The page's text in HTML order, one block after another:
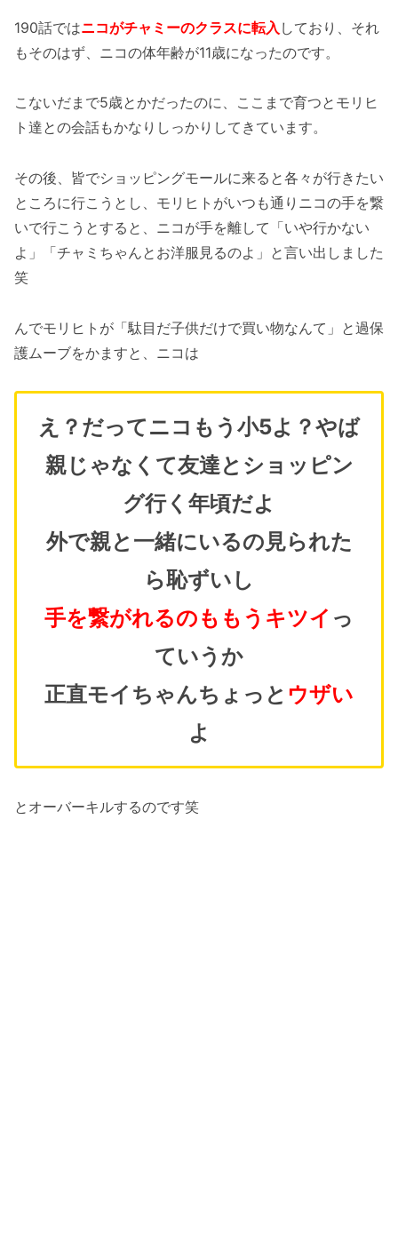
190話ではニコがチャミーのクラスに転入 しており、それ
もそのはず、ニコの体年齢が11歳になったのです。
こないだまで5歳とかだったのに、ここまで育つとモリヒ
ト達との会話もかなりしっかりしてきています。
その後、皆でショッピングモールに来ると各々が行きたい
ところに行こうとし、モリヒトがいつも通りニコの手を繋
いで行こうとすると、ニコが手を離して「いや行かない
よ」「チャミちゃんとお洋服見るのよ」と言い出しました
笑
んでモリヒトが「駄目だ子供だけで買い物なんて」と過保
護ムーブをかますと、ニコは
え？だってニコもう小5よ？やば
親じゃなくて友達とショッピン
グ行く年頃だよ
外で親と一緒にいるの見られた
ら恥ずいし
手を繋がれるのももうキツイ っ
ていうか
正直モイちゃんちょっと ウザい
よ
とオーバーキルするのです笑